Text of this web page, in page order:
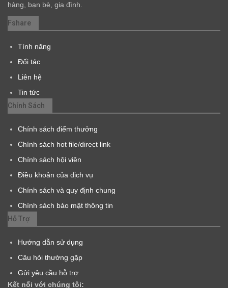
hàng, bạn bè, gia đình.
Fshare
Tính năng
Đối tác
Liên hệ
Tin tức
Chính Sách
Chính sách điểm thưởng
Chính sách hot file/direct link
Chính sách hội viên
Điều khoản của dịch vụ
Chính sách và quy định chung
Chính sách bảo mật thông tin
Hỗ Trợ
Hướng dẫn sử dụng
Câu hỏi thường gặp
Gửi yêu cầu hỗ trợ
Kết nối với chúng tôi: